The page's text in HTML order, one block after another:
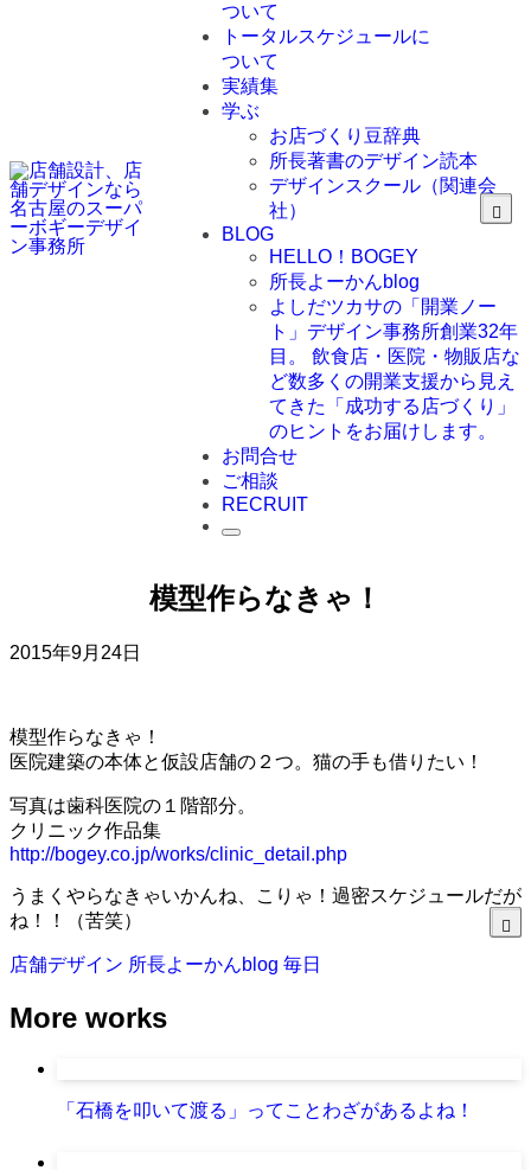
ついて
トータルスケジュールに
ついて
実績集
学ぶ
お店づくり豆辞典
所長著書のデザイン読本
デザインスクール（関連会
社）
BLOG
HELLO！BOGEY
所長よーかんblog
よしだツカサの「開業ノー
ト」 デザイン事務所創業32年
目。 飲食店・医院・物販店な
ど数多くの開業支援から見え
てきた「成功する店づくり」
のヒントをお届けします。
お問合せ
ご相談
RECRUIT
模型作らなきゃ！
2015年9月24日
模型作らなきゃ！
医院建築の本体と仮設店舗の２つ。猫の手も借りたい！
写真は歯科医院の１階部分。
クリニック作品集
http://bogey.co.jp/works/clinic_detail.php
うまくやらなきゃいかんね、こりゃ！過密スケジュールだが
ね！！（苦笑）
店舗デザイン 所長よーかんblog 毎日
More works
「石橋を叩いて渡る」ってことわざがあるよね！